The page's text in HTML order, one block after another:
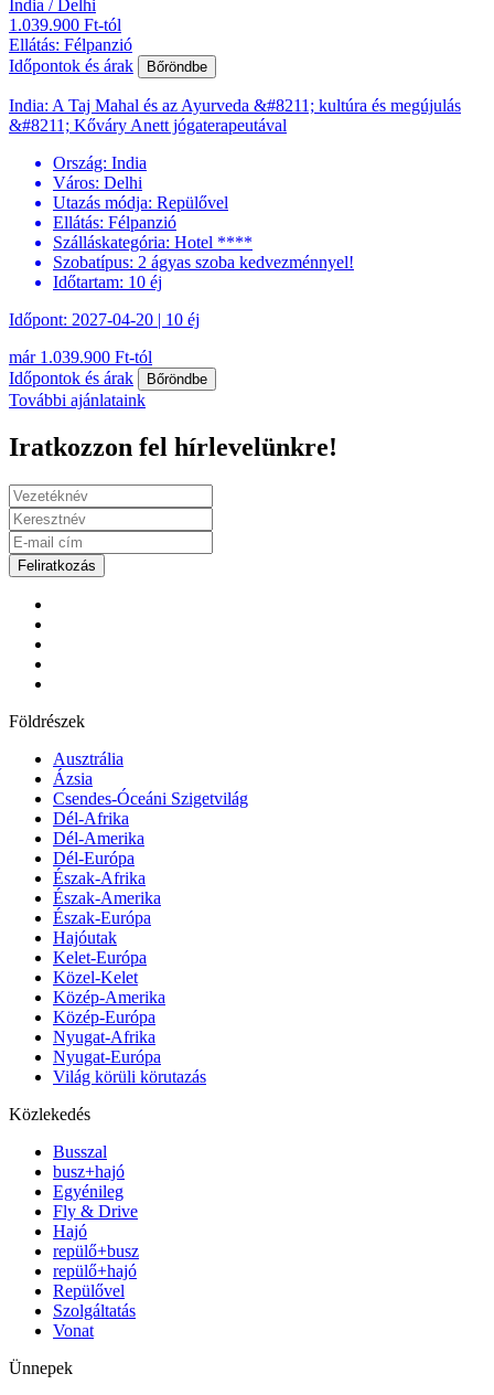
India / Delhi
1.039.900 Ft-tól
Ellátás: Félpanzió
Időpontok és árak
Bőröndbe
India: A Taj Mahal és az Ayurveda &#8211; kultúra és megújulás
&#8211; Kőváry Anett jógaterapeutával
Ország: India
Város: Delhi
Utazás módja: Repülővel
Ellátás: Félpanzió
Szálláskategória: Hotel ****
Szobatípus: 2 ágyas szoba kedvezménnyel!
Időtartam: 10 éj
Időpont: 2027-04-20 | 10 éj
már 1.039.900 Ft-tól
Időpontok és árak
Bőröndbe
További ajánlataink
Iratkozzon fel hírlevelünkre!
Feliratkozás
Földrészek
Ausztrália
Ázsia
Csendes-Óceáni Szigetvilág
Dél-Afrika
Dél-Amerika
Dél-Európa
Észak-Afrika
Észak-Amerika
Észak-Európa
Hajóutak
Kelet-Európa
Közel-Kelet
Közép-Amerika
Közép-Európa
Nyugat-Afrika
Nyugat-Európa
Világ körüli körutazás
Közlekedés
Busszal
busz+hajó
Egyénileg
Fly & Drive
Hajó
repülő+busz
repülő+hajó
Repülővel
Szolgáltatás
Vonat
Ünnepek